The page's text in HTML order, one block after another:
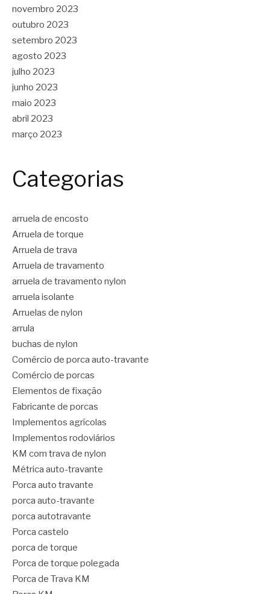
novembro 2023
outubro 2023
setembro 2023
agosto 2023
julho 2023
junho 2023
maio 2023
abril 2023
março 2023
Categorias
arruela de encosto
Arruela de torque
Arruela de trava
Arruela de travamento
arruela de travamento nylon
arruela isolante
Arruelas de nylon
arrula
buchas de nylon
Comércio de porca auto-travante
Comércio de porcas
Elementos de fixação
Fabricante de porcas
Implementos agrícolas
Implementos rodoviários
KM com trava de nylon
Métrica auto-travante
Porca auto travante
porca auto-travante
porca autotravante
Porca castelo
porca de torque
Porca de torque polegada
Porca de Trava KM